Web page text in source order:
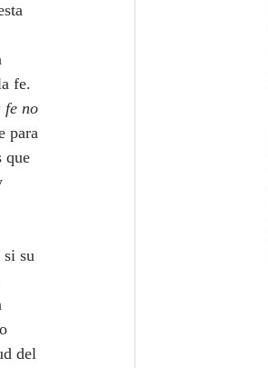
fe.
fe no
para
que
del